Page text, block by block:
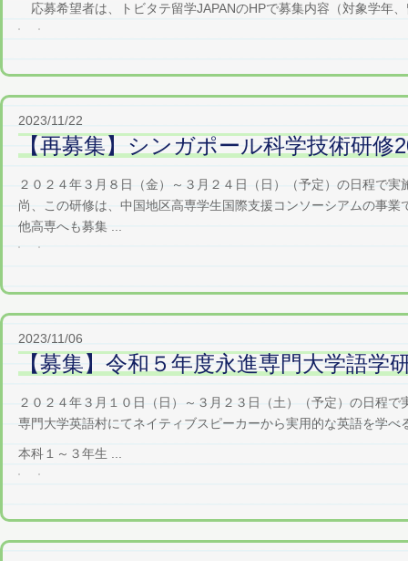
応募希望者は、トビタテ留学JAPANのHPで募集内容（対象学年
2023/11/22
【再募集】シンガポール科学技術研修
２０２４年３月８日（金）～３月２４日（日）（予定）の日程で
尚、この研修は、中国地区高専学生国際支援コンソーシアムの事業
他高専へも募集 ...
2023/11/06
【募集】令和５年度永進専門大学語学
２０２４年３月１０日（日）～３月２３日（土）（予定）の日程
専門大学英語村にてネイティブスピーカーから実用的な英語を学べ
本科１～３年生 ...